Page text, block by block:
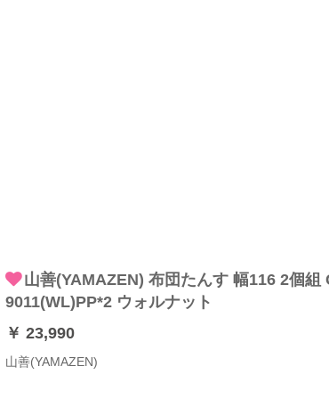
山善(YAMAZEN) 布団たんす 幅116 2個組
9011(WL)PP*2 ウォルナット
￥ 23,990
山善(YAMAZEN)